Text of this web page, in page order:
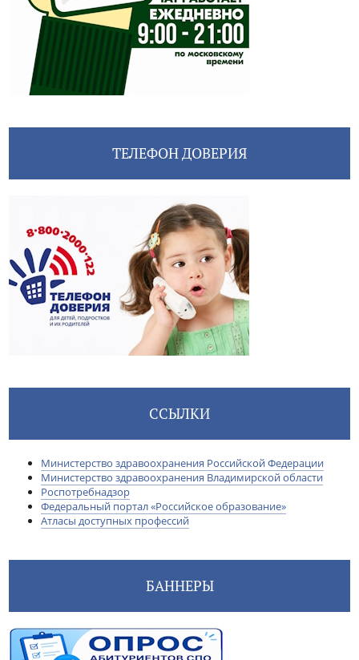
ТЕЛЕФОН ДОВЕРИЯ
ССЫЛКИ
Министерство здравоохранения Российской Федерации
Министерство здравоохранения Владимирской области
Роспотребнадзор
Федеральный портал «Российское образование»
Атласы доступных профессий
БАННЕРЫ